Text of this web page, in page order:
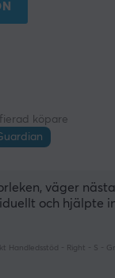
köpare
väger
och hjälpte
Handledsstöd - Right - S -